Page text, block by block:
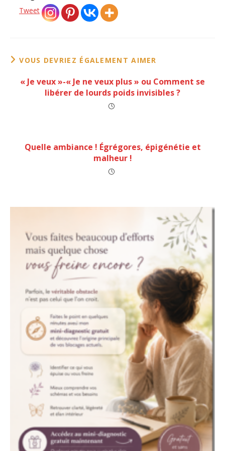
Tweet
VOUS DEVRIEZ ÉGALEMENT AIMER
« Je veux »-« Je ne veux plus » ou Comment se
libérer de lourds poids invisibles ?
Quelle ambiance ! Égrégores, épigénétie et
malheur !